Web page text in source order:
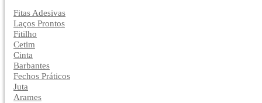
Fitas Adesivas
Laços Prontos
Fitilho
Cetim
Cinta
Barbantes
Fechos Práticos
Juta
Arames